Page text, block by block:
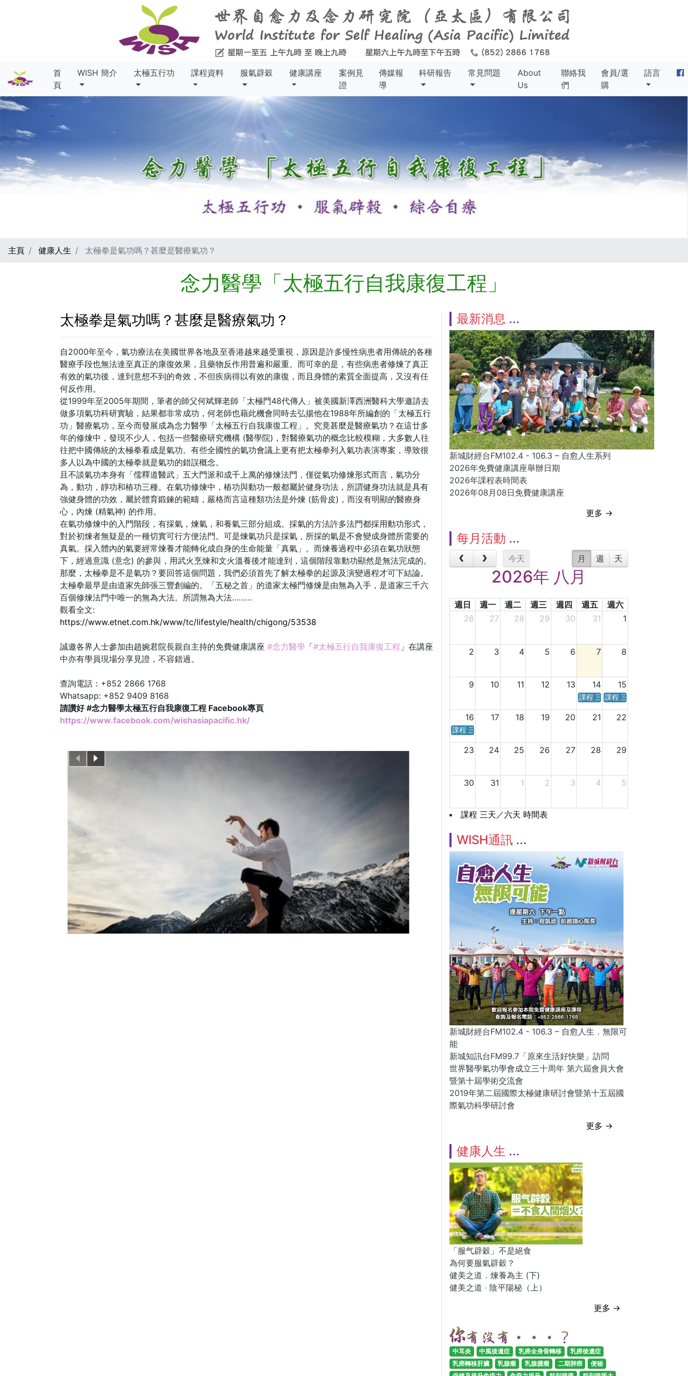
首
頁
WISH 簡介 太極五行功 課程資料 服氣辟穀 健康講座
案例見
證
傳媒報
導
科研報告 常見問題
About
Us
聯絡我
們
會員/選
購
語言
主頁 健康人生 太極拳是氣功嗎？甚麼是醫療氣功？
念力醫學「太極五行自我康復工程」
太極拳是氣功嗎？甚麼是醫療氣功？
自2000年至今，氣功療法在美國世界各地及至香港越來越受重視，原因是許多慢性病患者用傳統的各種
醫療手段也無法達至真正的康復效果，且藥物反作用普遍和嚴重。而可幸的是，有些病患者修煉了真正
有效的氣功後，達到意想不到的奇效，不但疾病得以有效的康復，而且身體的素質全面提高，又沒有任
何反作用。
從1999年至2005年期間，筆者的師父何斌輝老師「太極門48代傳人」被美國新澤西洲醫科大學邀請去
做多項氣功科研實驗，結果都非常成功，何老師也藉此機會同時去弘揚他在1988年所編創的「太極五行
功」醫療氣功，至今而發展成為念力醫學「太極五行自我康復工程」。究竟甚麼是醫療氣功？在這廿多
年的修煉中，發現不少人，包括一些醫療研究機構 (醫學院)，對醫療氣功的概念比較模糊，大多數人往
往把中國傳統的太極拳看成是氣功。有些全國性的氣功會議上更有把太極拳列入氣功表演專案，導致很
多人以為中國的太極拳就是氣功的錯誤概念。
且不談氣功本身有「儒釋道醫武」五大門派和成千上萬的修煉法門，僅從氣功修煉形式而言，氣功分
為，動功，靜功和樁功三種。在氣功修煉中，樁功與動功一般都屬於健身功法，所謂健身功法就是具有
強健身體的功效，屬於體育鍛鍊的範疇，嚴格而言這種類功法是外煉 (筋骨皮)，而沒有明顯的醫療身
心，內煉 (精氣神) 的作用。
在氣功修煉中的入門階段，有採氣，煉氣，和養氣三部分組成。採氣的方法許多法門都採用動功形式，
對於初煉者無疑是的一種切實可行方便法門。可是煉氣功只是採氣，所採的氣是不會變成身體所需要的
真氣。採入體內的氣要經常煉養才能轉化成自身的生命能量「真氣」。而煉養過程中必須在氣功狀態
下，經過意識 (意念) 的參與，用武火烹煉和文火溫養後才能達到，這個階段靠動功顯然是無法完成的。
那麼，太極拳是不是氣功？要回答這個問題，我們必須首先了解太極拳的起源及演變過程才可下結論。
太極拳最早是由道家先師張三豐創編的。「五秘之首」的道家太極門修煉是由無為入手，是道家三千六
百個修煉法門中唯一的無為大法。所謂無為大法………
觀看全文:
https://www.etnet.com.hk/www/tc/lifestyle/health/chigong/53538
誠邀各界人士參加由趙婉君院長親自主持的免費健康講座 #念力醫學 「#太極五行自我康復工程 」在講座
中亦有學員現場分享見證，不容錯過。
查詢電話：+852 2866 1768
Whatsapp: +852 9409 8168
請讚好 #念力醫學太極五行自我康復工程 Facebook專頁
https://www.facebook.com/wishasiapacific.hk/
最新消息
新城財經台FM102.4 - 106.3 – 自愈人生系列
2026年免費健康講座舉辦日期
2026年課程表時間表
2026年08月08日免費健康講座
更多 →
每月活動
今天 月 週 天
2026年 八月
週日 週一 週二 週三 週四 週五
週六
26
27 28 29 30 31 1
2 3 4 5 6 7 8
9 10 11 12 13 14 15
課程 三天／六天 時間表
課程 三天／六天 時間表
16 17 18 19 20 21 22
課程 三天／六天 時間表
23 24 25 26 27 28 29
30 31 1 2 3 4 5
課程 三天／六天 時間表
WISH通訊
新城財經台FM102.4 - 106.3 – 自愈人生．無限可
能
新城知訊台FM99.7「原來生活好快樂」訪問
世界醫學氣功學會成立三十周年 第六屆會員大會
暨第十屆學術交流會
2019年第二屆國際太極健康研討會暨第十五屆國
際氣功科學研討會
更多 →
健康人生
「服气辟穀」不是絕食
為何要服氣辟穀？
健美之道．煉養為主 (下)
健美之道 ‧ 陰平陽秘（上）
更多 →
中耳炎 中風後遺症 乳癌全身骨轉移
乳癌後遺症
乳癌轉移肝臟
乳腺瘤 乳腺腫瘤 二期肺癌
便秘